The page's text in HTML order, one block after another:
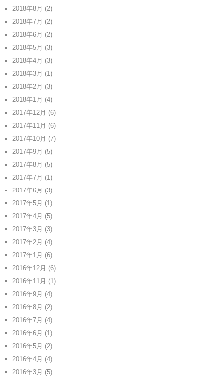
2018年8月 (2)
2018年7月 (2)
2018年6月 (2)
2018年5月 (3)
2018年4月 (3)
2018年3月 (1)
2018年2月 (3)
2018年1月 (4)
2017年12月 (6)
2017年11月 (6)
2017年10月 (7)
2017年9月 (5)
2017年8月 (5)
2017年7月 (1)
2017年6月 (3)
2017年5月 (1)
2017年4月 (5)
2017年3月 (3)
2017年2月 (4)
2017年1月 (6)
2016年12月 (6)
2016年11月 (1)
2016年9月 (4)
2016年8月 (2)
2016年7月 (4)
2016年6月 (1)
2016年5月 (2)
2016年4月 (4)
2016年3月 (5)